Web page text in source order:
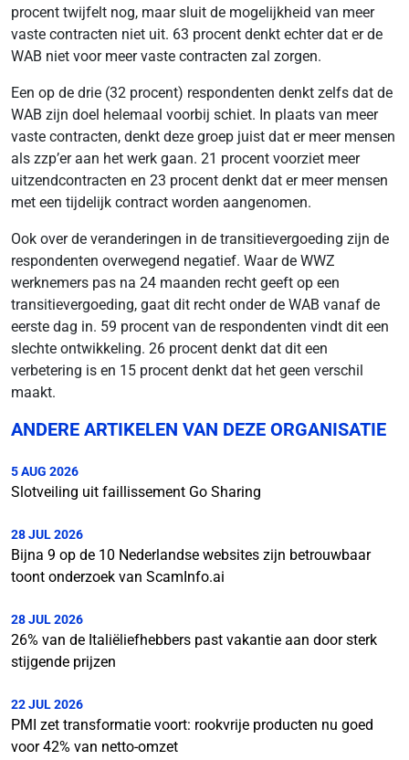
procent twijfelt nog, maar sluit de mogelijkheid van meer
vaste contracten niet uit. 63 procent denkt echter dat er de
WAB niet voor meer vaste contracten zal zorgen.
Een op de drie (32 procent) respondenten denkt zelfs dat de
WAB zijn doel helemaal voorbij schiet. In plaats van meer
vaste contracten, denkt deze groep juist dat er meer mensen
als zzp’er aan het werk gaan. 21 procent voorziet meer
uitzendcontracten en 23 procent denkt dat er meer mensen
met een tijdelijk contract worden aangenomen.
Ook over de veranderingen in de transitievergoeding zijn de
respondenten overwegend negatief. Waar de WWZ
werknemers pas na 24 maanden recht geeft op een
transitievergoeding, gaat dit recht onder de WAB vanaf de
eerste dag in. 59 procent van de respondenten vindt dit een
slechte ontwikkeling. 26 procent denkt dat dit een
verbetering is en 15 procent denkt dat het geen verschil
maakt.
ANDERE ARTIKELEN VAN DEZE ORGANISATIE
5 AUG 2026
Slotveiling uit faillissement Go Sharing
28 JUL 2026
Bijna 9 op de 10 Nederlandse websites zijn betrouwbaar
toont onderzoek van ScamInfo.ai
28 JUL 2026
26% van de Italiëliefhebbers past vakantie aan door sterk
stijgende prijzen
22 JUL 2026
PMI zet transformatie voort: rookvrije producten nu goed
voor 42% van netto-omzet